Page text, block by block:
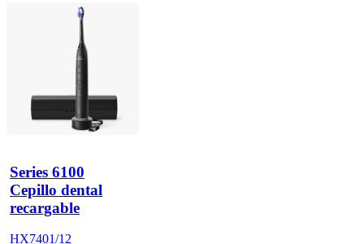
Series 6100
Cepillo dental
recargable
HX7401/12